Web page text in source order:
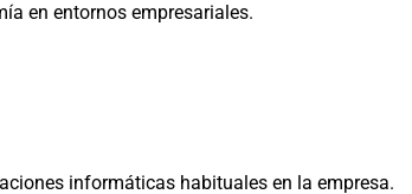
en entornos empresariales.
informáticas habituales en la empresa.